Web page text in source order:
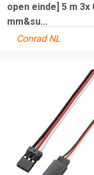
open einde] 5 m 3x
mm&su...
Conrad NL